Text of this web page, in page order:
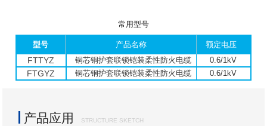
常用型号
型号 产品名称 额定电压
FTTYZ 铜芯铜护套联锁铠装柔性防火电缆 0.6/1kV
FTGYZ 铜芯钢护套联锁铠装柔性防火电缆 0.6/1kV
产品应用 STRUCTURE SKETCH